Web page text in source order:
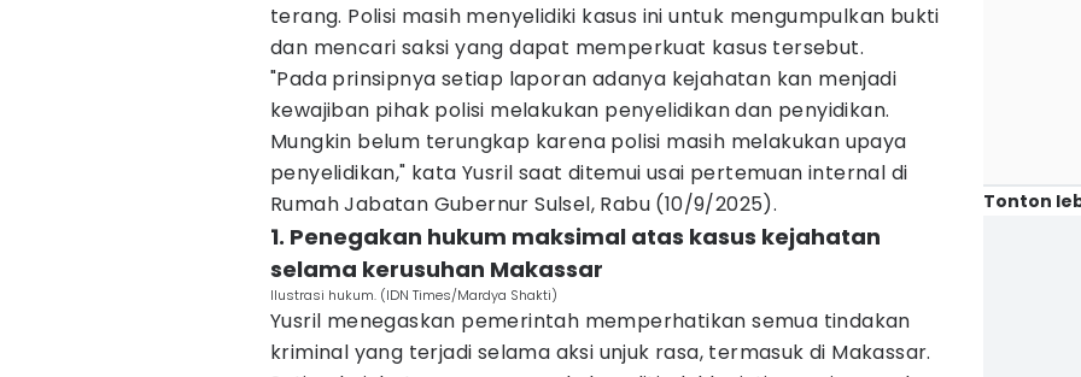
terang. Polisi masih menyelidiki kasus ini untuk mengumpulkan bukti
dan mencari saksi yang dapat memperkuat kasus tersebut.
"Pada prinsipnya setiap laporan adanya kejahatan kan menjadi
kewajiban pihak polisi melakukan penyelidikan dan penyidikan.
Mungkin belum terungkap karena polisi masih melakukan upaya
penyelidikan," kata Yusril saat ditemui usai pertemuan internal di
Rumah Jabatan Gubernur Sulsel, Rabu (10/9/2025).
1. Penegakan hukum maksimal atas kasus kejahatan
selama kerusuhan Makassar
Ilustrasi hukum. (IDN Times/Mardya Shakti)
Yusril menegaskan pemerintah memperhatikan semua tindakan
kriminal yang terjadi selama aksi unjuk rasa, termasuk di Makassar.
Tonton